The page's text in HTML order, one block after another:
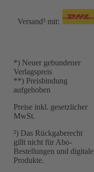
Versand³ mit:
*) Neuer gebundener
Verlagspreis
**) Preisbindung
aufgehoben
Preise inkl. gesetzlicher
MwSt.
²) Das Rückgaberecht
gillt nicht für Abo-
Bestellungen und digitale
Produkte.